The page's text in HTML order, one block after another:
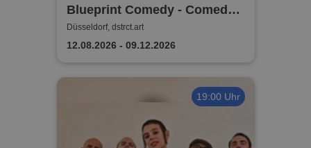
Blueprint Comedy - Comedy
& Cocktails | Düsseldorf
Düsseldorf, dstrct.art
12.08.2026 - 09.12.2026
19:00 Uhr